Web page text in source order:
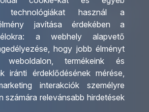
technológiákat használ a
javítása érdekében a
a webhely alapvető
, hogy jobb élményt
,termékeink és
iránti érdeklődésének mérése,
interakciók személyre
számára relevánsabb hirdetések
Irodáink
Utazásszervező partnereink
Viszonteladó Partnereink
Partnereinknek
Utazási kérdőív
Impresszum